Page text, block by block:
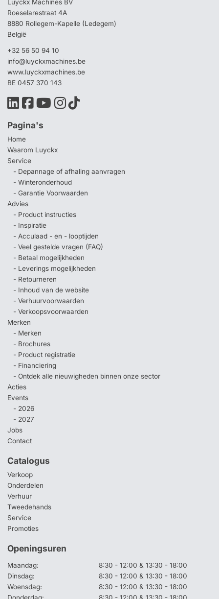
Luyckx Machines BV
Roeselarestraat 4A
8880 Rollegem-Kapelle (Ledegem)
België
+32 56 50 94 10
info@luyckxmachines.be
www.luyckxmachines.be
BE 0457 370 143
Pagina's
Home
Waarom Luyckx
Service
- Depannage of afhaling aanvragen
- Winteronderhoud
- Garantie Voorwaarden
Advies
- Product instructies
- Inspiratie
- Acculaad - en - looptijden
- Veel gestelde vragen (FAQ)
- Betaal mogelijkheden
- Leverings mogelijkheden
- Retourneren
- Inhoud van de website
- Verhuurvoorwaarden
- Verkoopsvoorwaarden
Merken
- Merken
- Brochures
- Product registratie
- Financiering
- Ontdek alle nieuwigheden binnen onze sector
Acties
Events
- 2026
- 2027
Jobs
Contact
Catalogus
Verkoop
Onderdelen
Verhuur
Tweedehands
Service
Promoties
Openingsuren
Maandag:
8:30 - 12:00 & 13:30 - 18:00
Dinsdag:
8:30 - 12:00 & 13:30 - 18:00
Woensdag:
8:30 - 12:00 & 13:30 - 18:00